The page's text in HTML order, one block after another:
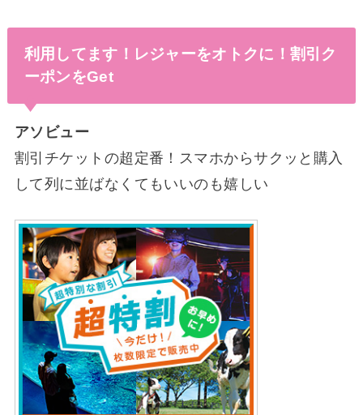
利用してます！レジャーをオトクに！割引ク
ーポンをGet
アソビュー
割引チケットの超定番！スマホからサクッと購入
して列に並ばなくてもいいのも嬉しい